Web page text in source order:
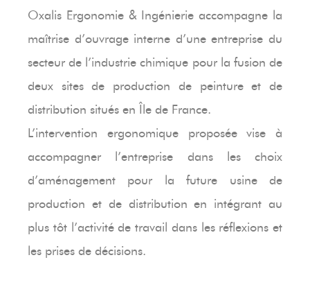
Oxalis Ergonomie & Ingénierie accompagne la
maîtrise d’ouvrage interne d’une entreprise du
secteur de l’industrie chimique pour la fusion de
deux sites de production de peinture et de
distribution situés en Île de France.
L’intervention ergonomique proposée vise à
accompagner l’entreprise dans les choix
d’aménagement pour la future usine de
production et de distribution en intégrant au
plus tôt l’activité de travail dans les réflexions et
les prises de décisions.